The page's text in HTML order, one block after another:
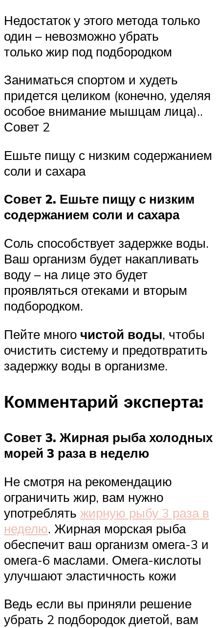
Недостаток у этого метода только
один – невозможно убрать
только жир под подбородком
Заниматься спортом и худеть
придется целиком (конечно, уделяя
особое внимание мышцам лица)..
Совет 2
Ешьте пищу с низким содержанием
соли и сахара
Совет 2. Ешьте пищу с низким
содержанием соли и сахара
Соль способствует задержке воды.
Ваш организм будет накапливать
воду – на лице это будет
проявляться отеками и вторым
подбородком.
Пейте много чистой воды, чтобы
очистить систему и предотвратить
задержку воды в организме.
Комментарий эксперта:
Совет 3. Жирная рыба холодных
морей 3 раза в неделю
Не смотря на рекомендацию
ограничить жир, вам нужно
употреблять жирную рыбу 3 раза в
неделю. Жирная морская рыба
обеспечит ваш организм омега-3 и
омега-6 маслами. Омега-кислоты
улучшают эластичность кожи
Ведь если вы приняли решение
убрать 2 подбородок диетой, вам